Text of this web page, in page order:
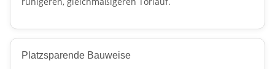
Platzsparende Bauweise